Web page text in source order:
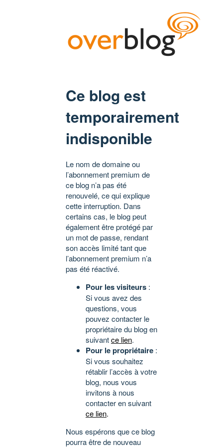
Ce blog est
temporairement
indisponible
Le nom de domaine ou
l’abonnement premium de
ce blog n’a pas été
renouvelé, ce qui explique
cette interruption. Dans
certains cas, le blog peut
également être protégé par
un mot de passe, rendant
son accès limité tant que
l’abonnement premium n’a
pas été réactivé.
Pour les visiteurs :
Si vous avez des
questions, vous
pouvez contacter le
propriétaire du blog en
suivantce lien.
Pour le propriétaire :
Si vous souhaitez
rétablir l’accès à votre
blog, nous vous
invitons à nous
contacter en suivant
ce lien.
Nous espérons que ce blog
pourra être de nouveau